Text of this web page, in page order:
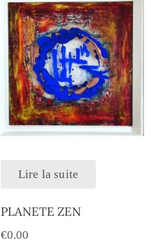
Lire la suite
PLANETE ZEN
€0.00